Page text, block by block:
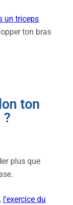
un triceps
ton bras
ton
?
plus que
l’exercice du